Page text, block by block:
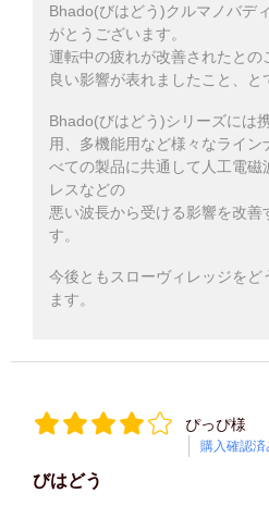
Bhado(びはどう)クルマノバデ
がとうございます。
運転中の疲れが改善されたとの
良い影響が表れましたこと、と
Bhado(びはどう)シリーズには
用、多機能用など様々なライ
べての製品に共通して人工電磁
レスなどの
悪い波長から受ける影響を改善
す。
今後ともスローヴィレッジをど
ます。
ぴっぴ様
購入確認済
びはどう